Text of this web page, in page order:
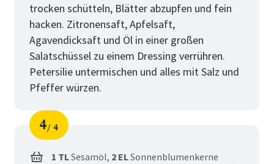
trocken schütteln, Blätter abzupfen und fein
hacken. Zitronensaft, Apfelsaft,
Agavendicksaft und Öl in einer großen
Salatschüssel zu einem Dressing verrühren.
Petersilie untermischen und alles mit Salz und
Pfeffer würzen.
Schritt
4
von
4
1 TLSesamöl, 2 ELSonnenblumenkerne